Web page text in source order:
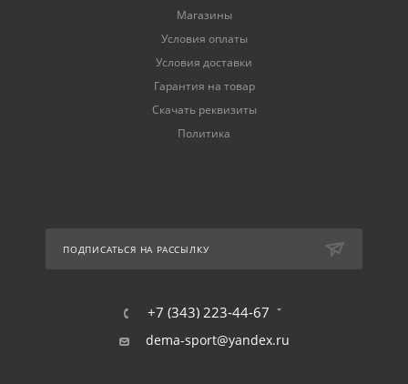
Магазины
Условия оплаты
Условия доставки
Гарантия на товар
Скачать реквизиты
Политика
ПОДПИСАТЬСЯ НА РАССЫЛКУ
+7 (343) 223-44-67
dema-sport@yandex.ru